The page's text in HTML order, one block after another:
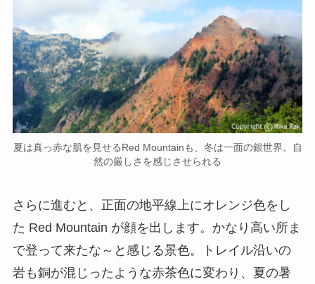
夏は真っ赤な肌を見せるRed Mountainも、冬は一面の銀世界。自
然の厳しさを感じさせられる
さらに進むと、正面の地平線上にオレンジ色をし
た Red Mountain が顔を出します。かなり高い所ま
で登って来たな～と感じる景色。トレイル沿いの
岩も銅が混じったような赤茶色に変わり、夏の暑